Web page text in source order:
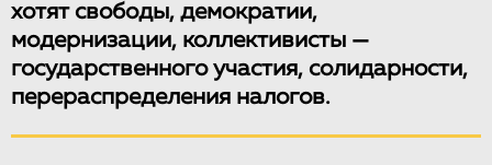
хотят свободы, демократии,
модернизации, коллективисты —
государственного участия, солидарности,
перераспределения налогов.